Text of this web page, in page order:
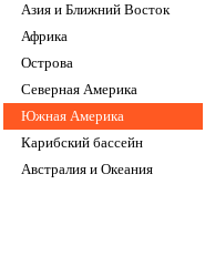
Азия и Ближний Восток
Африка
Острова
Северная Америка
Южная Америка
Карибский бассейн
Австралия и Океания